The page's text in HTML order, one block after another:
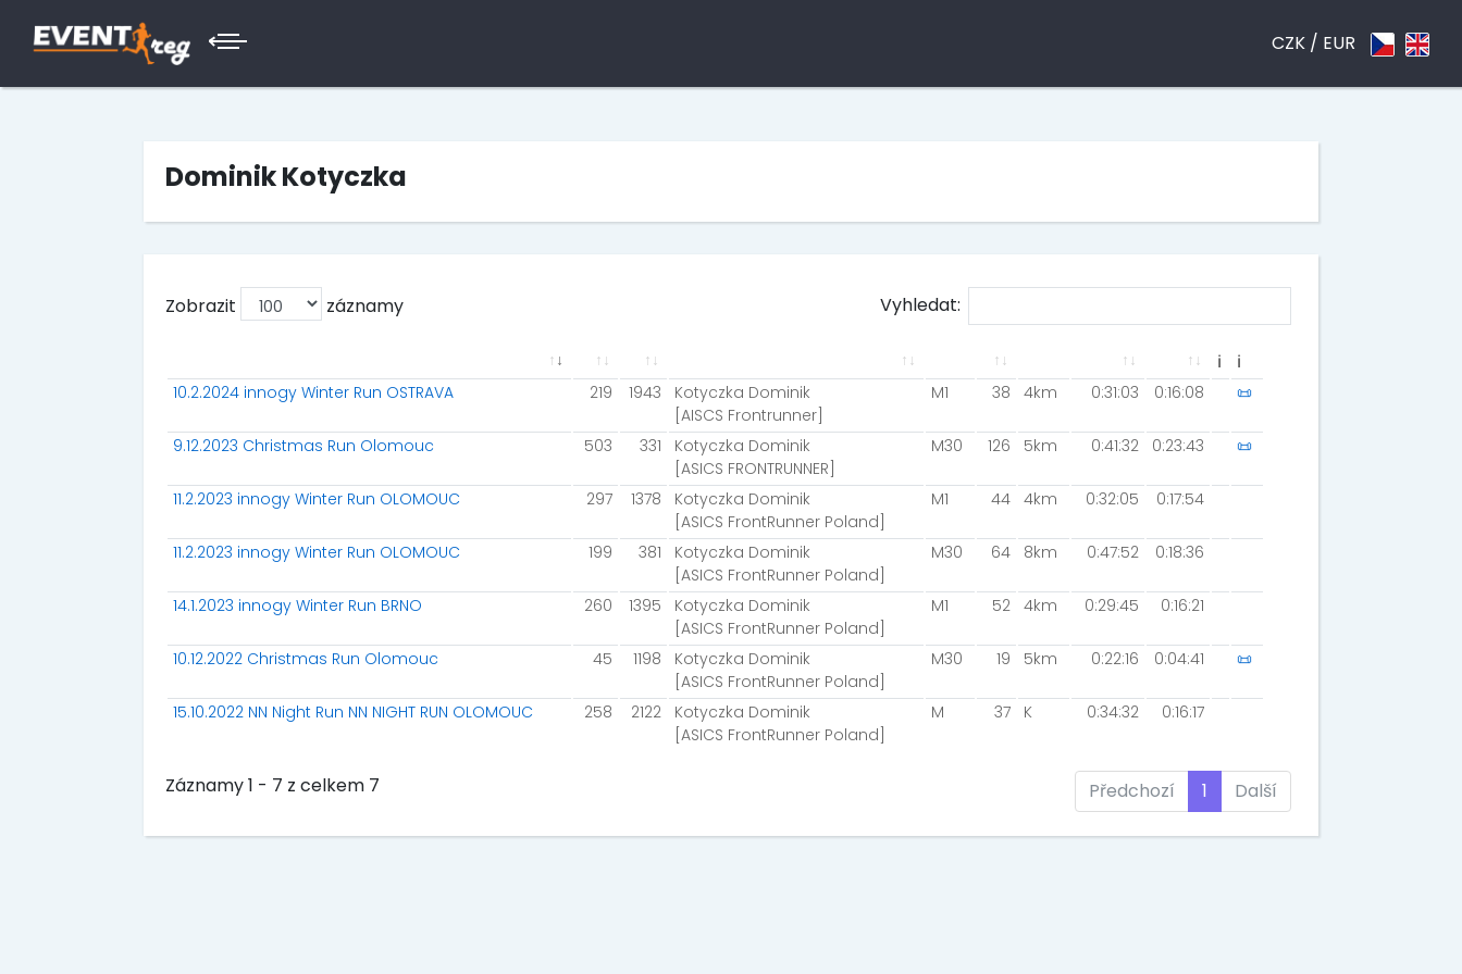
CZK / EUR
Dominik Kotyczka
Zobrazit záznamy Vyhledat:
ℹ
ℹ
10.2.2024 innogy Winter Run OSTRAVA
219 1943
Kotyczka Dominik
[AISCS Frontrunner]
M1 38 4km 0:31:03 0:16:08 📜
9.12.2023 Christmas Run Olomouc 503 331
Kotyczka Dominik
[ASICS FRONTRUNNER]
M30 126 5km 0:41:32 0:23:43 📜
11.2.2023 innogy Winter Run OLOMOUC 297 1378
Kotyczka Dominik
[ASICS FrontRunner Poland]
M1 44 4km 0:32:05 0:17:54
11.2.2023 innogy Winter Run OLOMOUC 199 381
Kotyczka Dominik
[ASICS FrontRunner Poland]
M30 64 8km 0:47:52 0:18:36
14.1.2023 innogy Winter Run BRNO 260 1395
Kotyczka Dominik
[ASICS FrontRunner Poland]
M1 52 4km 0:29:45 0:16:21
10.12.2022 Christmas Run Olomouc 45 1198
Kotyczka Dominik
[ASICS FrontRunner Poland]
M30 19 5km 0:22:16 0:04:41 📜
15.10.2022 NN Night Run NN NIGHT RUN OLOMOUC 258 2122
Kotyczka Dominik
[ASICS FrontRunner Poland]
M 37 K 0:34:32 0:16:17
Záznamy 1 - 7 z celkem 7 Předchozí 1 Další